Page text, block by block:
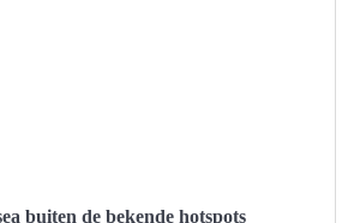
buiten de bekende hotspots